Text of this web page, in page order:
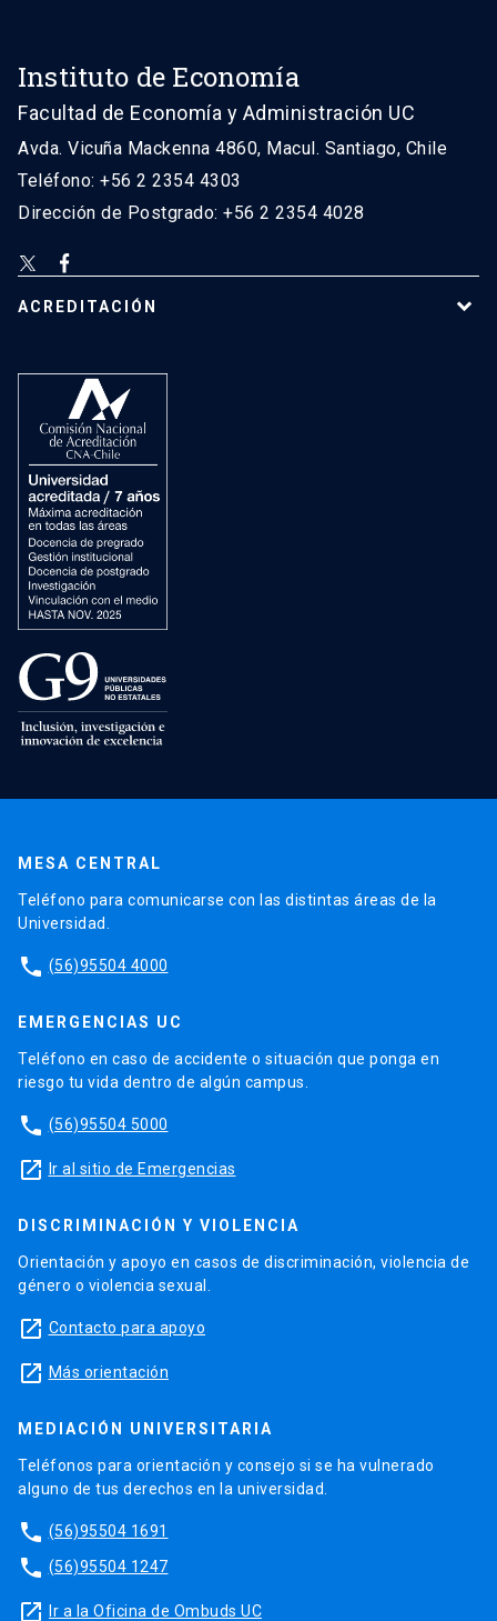
Instituto de Economía
Facultad de Economía y Administración UC
Avda. Vicuña Mackenna 4860, Macul. Santiago, Chile
Teléfono: +56 2 2354 4303
Dirección de Postgrado: +56 2 2354 4028
ACREDITACIÓN
MESA CENTRAL
Teléfono para comunicarse con las distintas áreas de la
Universidad.
phone (56)95504 4000
EMERGENCIAS UC
Teléfono en caso de accidente o situación que ponga en
riesgo tu vida dentro de algún campus.
phone (56)95504 5000
launch Ir al sitio de Emergencias
DISCRIMINACIÓN Y VIOLENCIA
Orientación y apoyo en casos de discriminación, violencia de
género o violencia sexual.
launch Contacto para apoyo
launch Más orientación
MEDIACIÓN UNIVERSITARIA
Teléfonos para orientación y consejo si se ha vulnerado
alguno de tus derechos en la universidad.
phone (56)95504 1691
phone (56)95504 1247
launch Ir a la Oficina de Ombuds UC